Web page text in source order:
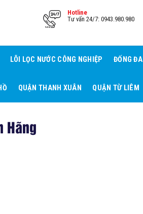
Hotline
Tư vấn 24/7: 0943.980.980
LÕI LỌC NƯỚC CÔNG NGHIỆP ĐỐNG ĐA
QUẬN THANH XUÂN QUẬN TỪ LIÊM
Hãng